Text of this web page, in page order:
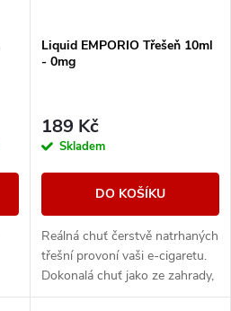
Liquid EMPORIO Třešeň 10ml
- 0mg
189 Kč
Skladem
DO KOŠÍKU
Reálná chuť čerstvě natrhaných
třešní provoní vaši e-cigaretu.
Dokonalá chuť jako ze zahrady,
šťavnatá, výrazná a